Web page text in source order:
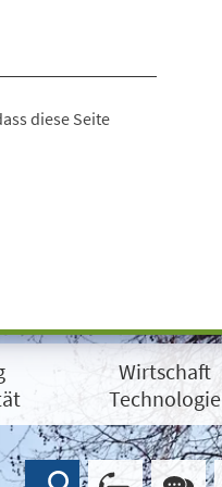
diese Seite
Wirtschaft
Technologie